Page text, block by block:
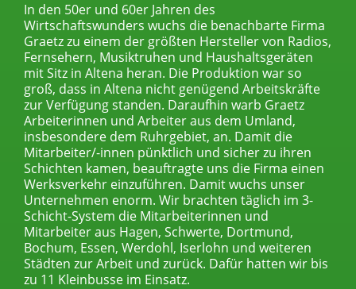
In den 50er und 60er Jahren des
Wirtschaftswunders wuchs die benachbarte Firma
Graetz zu einem der größten Hersteller von Radios,
Fernsehern, Musiktruhen und Haushaltsgeräten
mit Sitz in Altena heran. Die Produktion war so
groß, dass in Altena nicht genügend Arbeitskräfte
zur Verfügung standen. Daraufhin warb Graetz
Arbeiterinnen und Arbeiter aus dem Umland,
insbesondere dem Ruhrgebiet, an. Damit die
Mitarbeiter/-innen pünktlich und sicher zu ihren
Schichten kamen, beauftragte uns die Firma einen
Werksverkehr einzuführen. Damit wuchs unser
Unternehmen enorm. Wir brachten täglich im 3-
Schicht-System die Mitarbeiterinnen und
Mitarbeiter aus Hagen, Schwerte, Dortmund,
Bochum, Essen, Werdohl, Iserlohn und weiteren
Städten zur Arbeit und zurück. Dafür hatten wir bis
zu 11 Kleinbusse im Einsatz.